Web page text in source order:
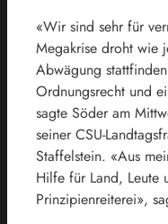
«Wir sind sehr für
Megakrise droht wie
Abwägung
Ordnungsrecht und
sagte Söder am
seiner CSU-
Staffelstein. «Aus
Hilfe für Land, Leute
Prinzipienreiterei»,